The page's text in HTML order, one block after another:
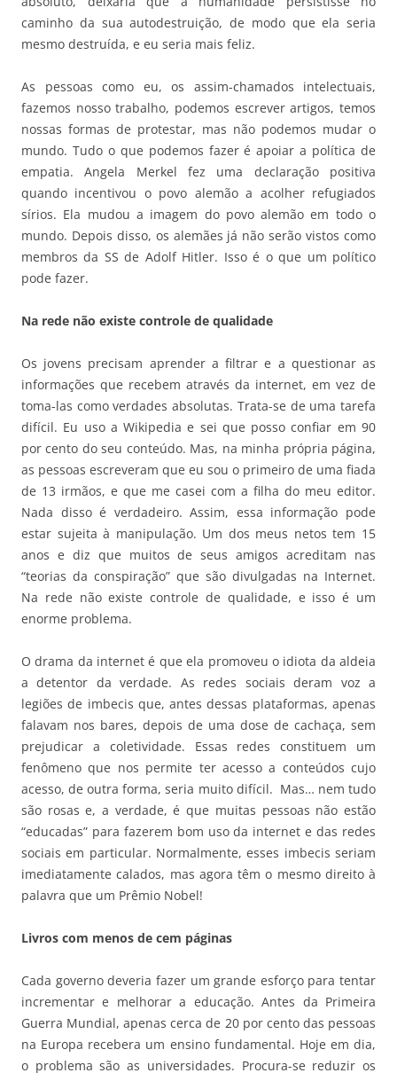
caminho da sua autodestruição, de modo que ela seria
mesmo destruída, e eu seria mais feliz.
As pessoas como eu, os assim-chamados intelectuais,
fazemos nosso trabalho, podemos escrever artigos, temos
nossas formas de protestar, mas não podemos mudar o
mundo. Tudo o que podemos fazer é apoiar a política de
empatia. Angela Merkel fez uma declaração positiva
quando incentivou o povo alemão a acolher refugiados
sírios. Ela mudou a imagem do povo alemão em todo o
mundo. Depois disso, os alemães já não serão vistos como
membros da SS de Adolf Hitler. Isso é o que um político
pode fazer.
Na rede não existe controle de qualidade
Os jovens precisam aprender a filtrar e a questionar as
informações que recebem através da internet, em vez de
toma-las como verdades absolutas. Trata-se de uma tarefa
difícil. Eu uso a Wikipedia e sei que posso confiar em 90
por cento do seu conteúdo. Mas, na minha própria página,
as pessoas escreveram que eu sou o primeiro de uma fiada
de 13 irmãos, e que me casei com a filha do meu editor.
Nada disso é verdadeiro. Assim, essa informação pode
estar sujeita à manipulação. Um dos meus netos tem 15
anos e diz que muitos de seus amigos acreditam nas
“teorias da conspiração” que são divulgadas na Internet.
Na rede não existe controle de qualidade, e isso é um
enorme problema.
O drama da internet é que ela promoveu o idiota da aldeia
a detentor da verdade. As redes sociais deram voz a
legiões de imbecis que, antes dessas plataformas, apenas
falavam nos bares, depois de uma dose de cachaça, sem
prejudicar a coletividade. Essas redes constituem um
fenômeno que nos permite ter acesso a conteúdos cujo
acesso, de outra forma, seria muito difícil. Mas… nem tudo
são rosas e, a verdade, é que muitas pessoas não estão
“educadas” para fazerem bom uso da internet e das redes
sociais em particular. Normalmente, esses imbecis seriam
imediatamente calados, mas agora têm o mesmo direito à
palavra que um Prêmio Nobel!
Livros com menos de cem páginas
Cada governo deveria fazer um grande esforço para tentar
incrementar e melhorar a educação. Antes da Primeira
Guerra Mundial, apenas cerca de 20 por cento das pessoas
na Europa recebera um ensino fundamental. Hoje em dia,
o problema são as universidades. Procura-se reduzir os